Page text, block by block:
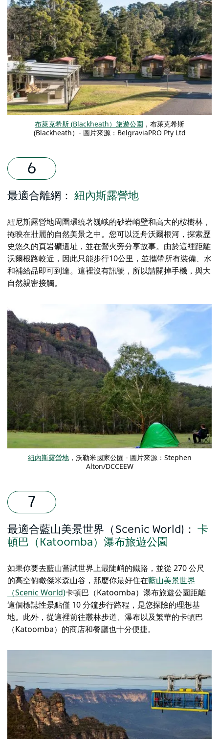
布萊克希斯 (Blackheath）旅遊公園 ，布萊克希斯
(Blackheath）- 圖片來源：BelgraviaPRO Pty Ltd
最適合離網： 紐內斯露營地
紐尼斯露營地周圍環繞著巍峨的砂岩峭壁和高大的桉樹林，
掩映在壯麗的自然美景之中。您可以泛舟沃爾根河，探索歷
史悠久的頁岩礦遺址，並在營火旁分享故事。由於這裡距離
沃爾根路較近，因此只能步行10公里，並攜帶所有裝備、水
和補給品即可到達。這裡沒有訊號，所以請關掉手機，與大
自然親密接觸。
紐內斯露營地，沃勒米國家公園 - 圖片來源：Stephen
Alton/DCCEEW
最適合藍山美景世界（Scenic World)：
卡
頓巴（Katoomba）瀑布旅遊公園
如果你要去藍山嘗試世界上最陡峭的鐵路，並從 270 公尺
的高空俯瞰傑米森山谷，那麼你最好住在藍山美景世界
（Scenic World)卡頓巴（Katoomba）瀑布旅遊公園距離
這個標誌性景點僅 10 分鐘步行路程，是您探險的理想基
地。此外，從這裡前往叢林步道、瀑布以及繁華的卡頓巴
（Katoomba）的商店和餐廳也十分便捷。